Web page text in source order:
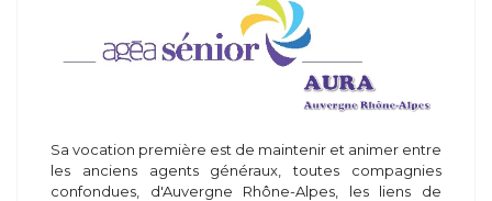
Sa vocation première est de maintenir et animer entre
les anciens agents généraux, toutes compagnies
confondues, d'Auvergne Rhône-Alpes, les liens de